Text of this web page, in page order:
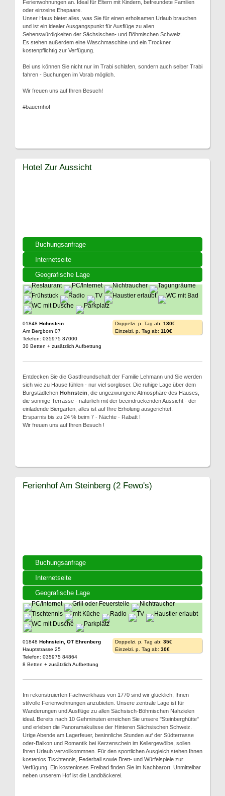
Ferienwohnungen an. Ideal für Eltern mit Kindern, befreundete Familien
oder einzelne Ehepaare.
Unser Haus bietet alles, was Sie für einen erholsamen Urlaub brauchen
und ist ein idealer Ausgangspunkt für Ausflüge zu allen
Sehenswürdigkeiten der Sächsischen- und Böhmischen Schweiz.
Es stehen außerdem eine Waschmaschine und ein Trockner
kostenpflichtig zur Verfügung.
Bei uns können Sie nicht nur im Trabi schlafen, sondern auch selber Trabi
fahren - Buchungen im Vorab möglich.
Wir freuen uns auf Ihren Besuch!
#bauernhof
Buchungsanfrage
Internetseite
Geografische Lage
Hotel Zur Aussicht
01848 Hohnstein
Am Bergborn 07
Telefon: 035975 87000
30 Betten + zusätzlich Aufbettung
Doppelzi. p. Tag ab: 130€
Einzelzi. p. Tag ab: 110€
Entdecken Sie die Gastfreundschaft der Familie Lehmann und Sie werden
sich wie zu Hause fühlen - nur viel sorgloser. Die ruhige Lage über dem
Burgstädtchen Hohnstein , die ungezwungene Atmosphäre des Hauses,
die sonnige Terrasse - natürlich mit der beeindruckenden Aussicht - der
einladende Biergarten, alles ist auf Ihre Erholung ausgerichtet.
Ersparnis bis zu 24 % beim 7 - Nächte - Rabatt !
Wir freuen uns auf Ihren Besuch !
Buchungsanfrage
Internetseite
Geografische Lage
Ferienhof Am Steinberg (2 Fewo's)
01848 Hohnstein, OT Ehrenberg
Hauptstrasse 25
Telefon: 035975 84864
8 Betten + zusätzlich Aufbettung
Doppelzi. p. Tag ab: 35€
Einzelzi. p. Tag ab: 30€
Im rekonstruierten Fachwerkhaus von 1770 sind wir glücklich, Ihnen
stilvolle Ferienwohnungen anzubieten. Unsere zentrale Lage ist für
Wanderungen und Ausflüge zu allen Sächsisch-Böhmischen Nahzielen
ideal. Bereits nach 10 Gehminuten erreichen Sie unsere "Steinberghütte"
und erleben die Panoramakulisse der Hinteren Sächsischen Schweiz.
Urige Abende am Lagerfeuer, besinnliche Stunden auf der Südterrasse
oder-Balkon und Romantik bei Kerzenschein im Kellergewölbe, sollen
Ihren Urlaub vervollkommnen. Für den sportlichen Ausgleich stehen Ihnen
kostenlos Tischtennis, Federball sowie Brett- und Würfelspiele zur
Verfügung. Ein kostenloses Freibad finden Sie im Nachbarort. Unmittelbar
neben unserem Hof ist die Landbäckerei.